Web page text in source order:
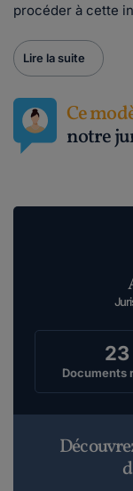
procéder à cette
Lire la suite
Ce
notre
23
Documents